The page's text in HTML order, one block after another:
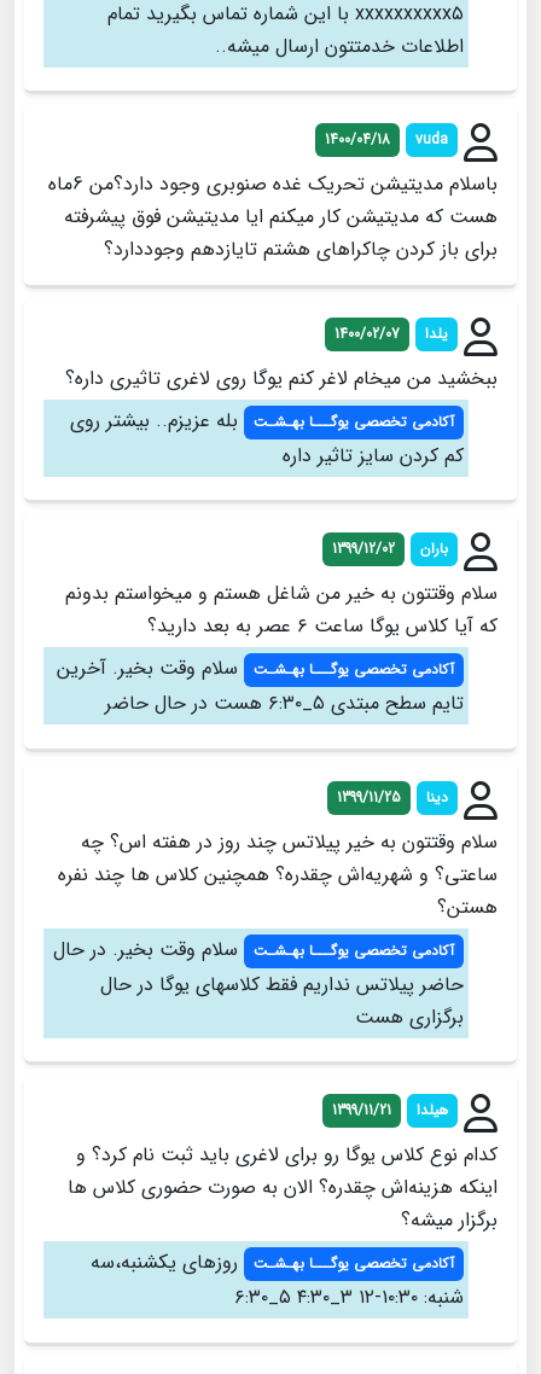
xxxxxxxxxx۵ با این شماره تماس بگیرید تمام
اطلاعات خدمتتون ارسال میشه..
vuda
1400/04/18
باسلام مدیتیشن تحریک غده صنوبری وجود دارد؟من 6ماه
هست که مدیتیشن کار میکنم ایا مدیتیشن فوق پیشرفته
برای باز کردن چاکراهای هشتم تایازدهم وجوددارد؟
یلدا 1400/02/07
ببخشید من میخام لاغر کنم یوگا روی لاغری تاثیری داره؟
آکادمی تخصصی یوگـــا بهـشـت
بله عزیزم.. بیشتر روی
کم کردن سایز تاثیر داره
باران 1399/12/02
سلام وقتتون به خیر من شاغل هستم و میخواستم بدونم
که آیا کلاس یوگا ساعت ۶ عصر به بعد دارید؟
آکادمی تخصصی یوگـــا بهـشـت
سلام وقت بخیر. آخرین
تایم سطح مبتدی ۵_۶:۳۰ هست در حال حاضر
دینا 1399/11/25
سلام وقتتون به خیر پیلاتس چند روز در هفته اس؟ چه
ساعتی؟ و شهریه‌اش چقدره؟ همچنین کلاس ها چند نفره
هستن؟
آکادمی تخصصی یوگـــا بهـشـت
سلام وقت بخیر. در حال
حاضر پیلاتس نداریم فقط کلاسهای یوگا در حال
برگزاری هست
هیلدا 1399/11/21
کدام نوع کلاس یوگا رو برای لاغری باید ثبت نام کرد؟ و
اینکه هزینه‌اش چقدره؟ الان به صورت حضوری کلاس ها
برگزار میشه؟
آکادمی تخصصی یوگـــا بهـشـت
روزهای یکشنبه،سه
شنبه: ۱۰:۳۰-۱۲ ۳_۴:۳۰ ۵_۶:۳۰